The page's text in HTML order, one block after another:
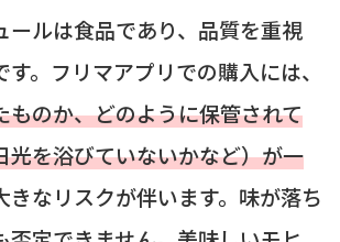
ールは食品であり、品質を重視
。フリマアプリでの購入には、
ものか、どのように保管されて
光を浴びていないかなど）が一
きなリスクが伴います。味が落ち